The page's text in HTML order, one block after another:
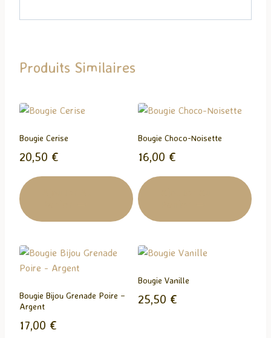
a
e
n
…
Produits Similaires
Bougie Cerise
20,50 €
Bougie Choco-Noisette
16,00 €
Bougie Bijou Grenade Poire –
Argent
17,00 €
Bougie Vanille
25,50 €